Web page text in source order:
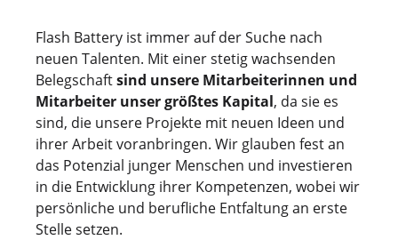
Flash Battery ist immer auf der Suche nach
neuen Talenten. Mit einer stetig wachsenden
Belegschaftsind unsere Mitarbeiterinnen und
Mitarbeiter unser größtes Kapital, da sie es
sind, die unsere Projekte mit neuen Ideen und
ihrer Arbeit voranbringen. Wir glauben fest an
das Potenzial junger Menschen und investieren
in die Entwicklung ihrer Kompetenzen, wobei wir
persönliche und berufliche Entfaltung an erste
Stelle setzen.